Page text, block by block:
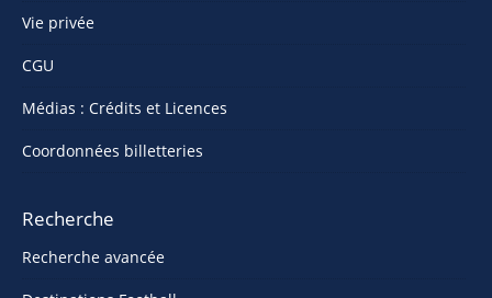
Vie privée
CGU
Médias : Crédits et Licences
Coordonnées billetteries
Recherche
Recherche avancée